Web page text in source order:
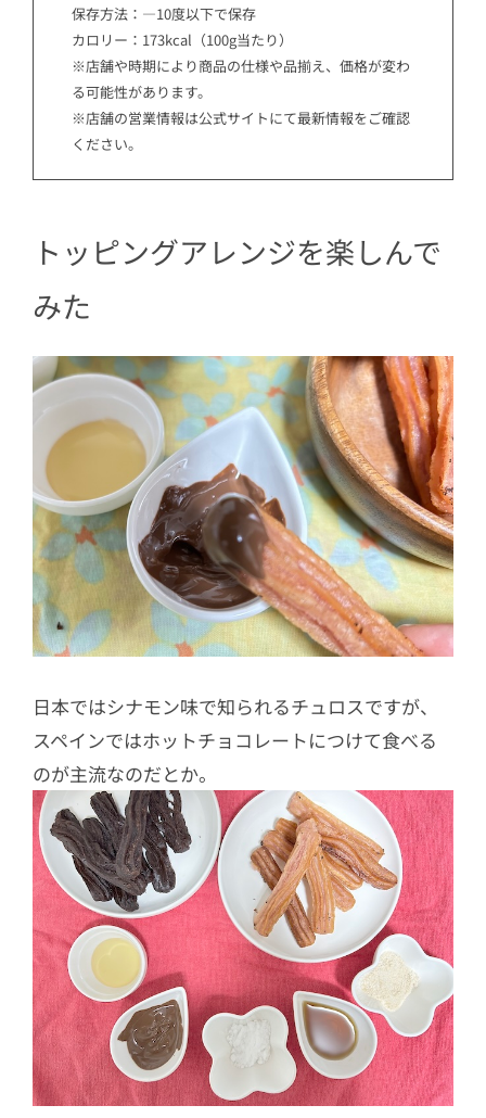
保存方法：―10度以下で保存
カロリー：173kcal（100g当たり）
※店舗や時期により商品の仕様や品揃え、価格が変わ
る可能性があります。
※店舗の営業情報は公式サイトにて最新情報をご確認
ください。
トッピングアレンジを楽しんで
みた
日本ではシナモン味で知られるチュロスですが、
スペインではホットチョコレートにつけて食べる
のが主流なのだとか。